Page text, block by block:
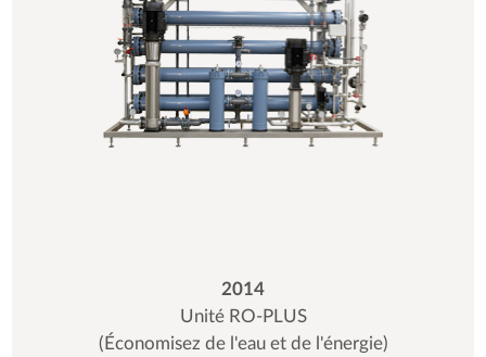
2014
Unité RO-PLUS
(Économisez de l'eau et de l'énergie)